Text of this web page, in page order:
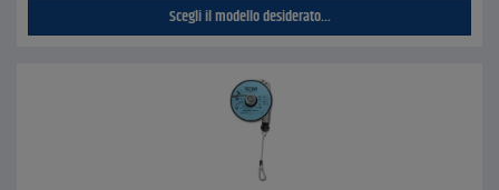
Scegli il modello desiderato...